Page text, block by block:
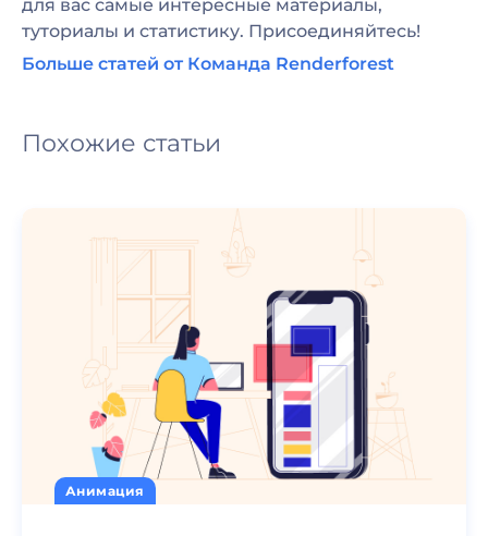
для вас самые интересные материалы,
туториалы и статистику. Присоединяйтесь!
Больше статей от Команда Renderforest
Похожие статьи
Анимация